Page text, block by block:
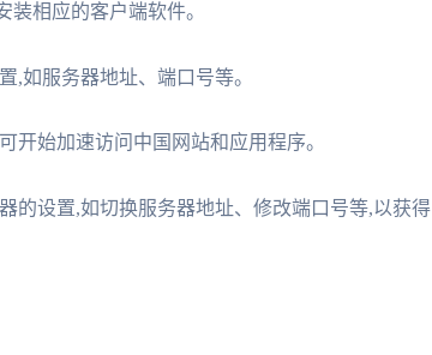
相应的客户端软件。
,如服务器地址、端口号等。
开始加速访问中国网站和应用程序。
的设置,如切换服务器地址、修改端口号等,以获得